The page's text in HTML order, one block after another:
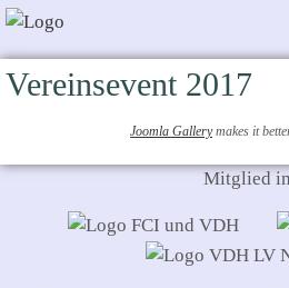
Vereinsevent 2017
Joomla Gallerymakes it
Mitglied